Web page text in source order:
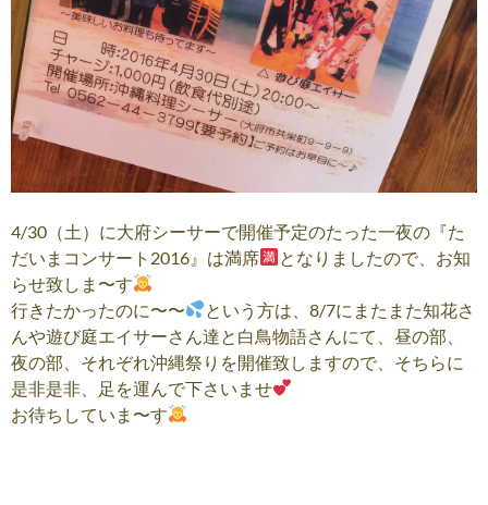
4/30（土）に大府シーサーで開催予定のたった一夜の『た
だいまコンサート2016』は満席
となりましたので、お知
らせ致しま〜す
行きたかったのに〜〜
という方は、8/7にまたまた知花さ
んや遊び庭エイサーさん達と白鳥物語さんにて、昼の部、
夜の部、それぞれ沖縄祭りを開催致しますので、そちらに
是非是非、足を運んで下さいませ
お待ちしていま〜す